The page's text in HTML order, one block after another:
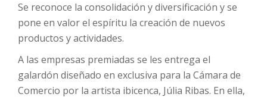
Se reconoce la consolidación y diversificación y se
pone en valor el espíritu la creación de nuevos
productos y actividades.
A las empresas premiadas se les entrega el
galardón diseñado en exclusiva para la Cámara de
Comercio por la artista ibicenca, Júlia Ribas. En ella,